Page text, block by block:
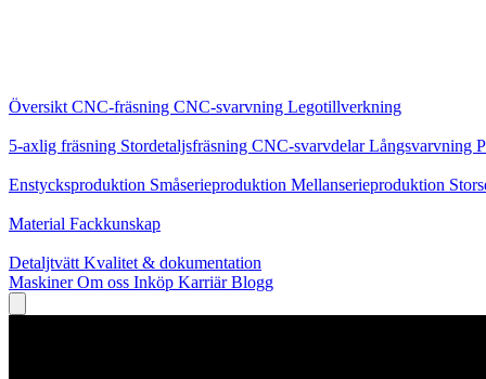
Översikt CNC-fräsning CNC-svarvning Legotillverkning
5-axlig fräsning Stordetaljsfräsning CNC-svarvdelarLångsvarvning
Enstycksproduktion Småserieproduktion Mellanserieproduktion
Material Fackkunskap
Detaljtvätt Kvalitet & dokumentation
MaskinerOm oss Inköp KarriärBlogg